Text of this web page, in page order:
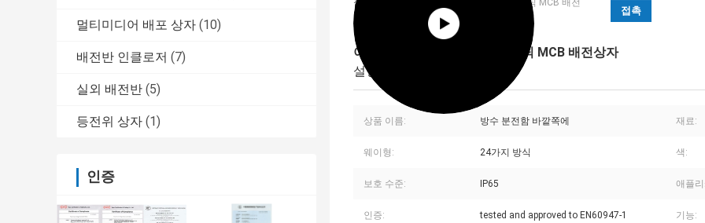
멀티미디어 배포 상자 (10)
배전반 인클로저 (7)
실외 배전반 (5)
등전위 상자 (1)
인증
큰 이미지 :
야외 방수 24 방법 전력 플라스틱 MCB 배전
상자
접촉
야외 방수 24 방법 전력 플라스틱 MCB 배전상자
설명
상품 이름: 방수 분전함 바깥쪽에 재료:
웨이형: 24가지 방식 색:
보호 수준: IP65 애플
인증: tested and approved to EN60947-1 기능: